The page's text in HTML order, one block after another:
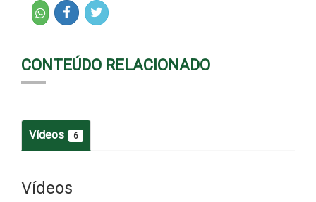
CONTEÚDO RELACIONADO
Vídeos 6
Vídeos